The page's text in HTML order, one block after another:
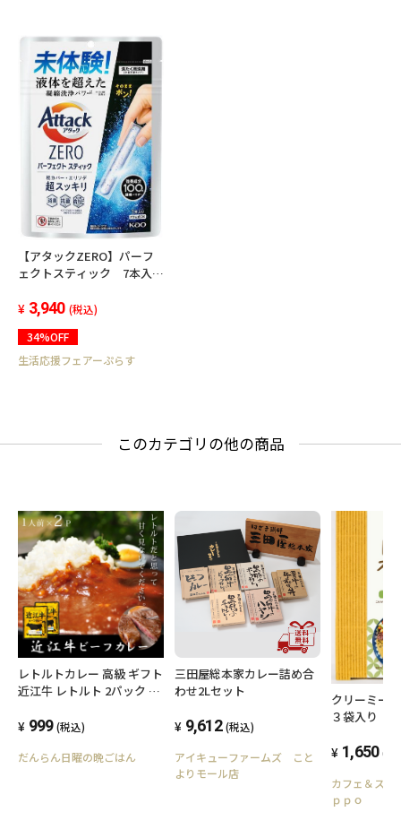
ップ、香辛料、チャツネ、澱粉、蛋白加水分解
物/調味料（アミノ酸等）、カラメル色素、酸味
料、香料（一部に小麦、大豆、鶏肉、豚肉、り
んごを含む）
■アレルギー（27品目）
【黒毛和牛のビーフカレー】
小麦、牛肉、大豆、鶏肉、りんご、ゼラチン
【黒豚のポークカレー】
小麦、大豆、鶏肉、豚肉、りんご
湯煎したお湯で4〜5分程度温めてください。
または、中身を耐熱容器に移し替え、電子レ
ンジで
約2分程度温めてください。
■保存方法
直射日光を避け、常温で保存してください。
【アタックZERO】パーフ
ェクトスティック 7本入
3,940 (税込)
34%OFF
生活応援フェアーぷらす
このカテゴリの他の商品
レトルトカレー 高級 ギフト
近江牛 レトルト 2パック カ
当地カレー 国産 黒毛和牛
災 備蓄 台風対策 備え 和牛
999 (税込)
だんらん日曜の晩ごはん
三田屋総本家カレー詰め合
わせ2Lセット
9,612 (税込)
アイキューファームズ こと
よりモール店
クリーミー
３袋入り
1,650 (税
カフェ＆スパ
ｐｐｏ